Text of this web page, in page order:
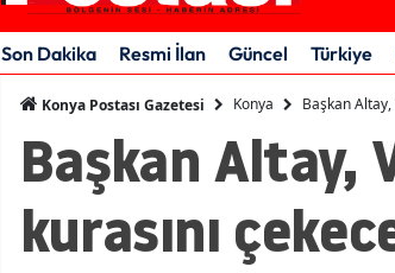
Son Dakika Resmi İlan Güncel Türkiye
Konya Postası Gazetesi Konya Başkan
Başkan Altay,
kurasını